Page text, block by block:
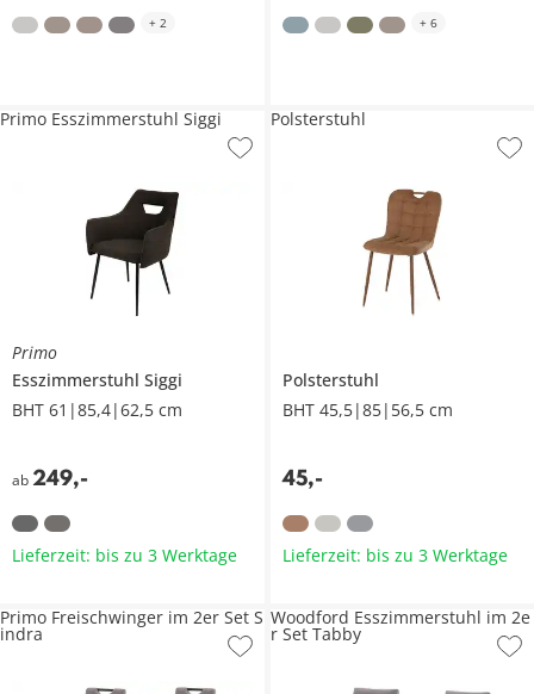
+ 2 + 6
Primo
Esszimmerstuhl Siggi
BHT 61|85,4|62,5 cm
ab 249,-
Primo Esszimmerstuhl Siggi
Lieferzeit: bis zu 3 Werktage
Polsterstuhl
BHT 45,5|85|56,5 cm
45,-
Polsterstuhl
Lieferzeit: bis zu 3 Werktage
Primo Freischwinger im 2er Set S
indra
Woodford Esszimmerstuhl im 2e
r Set Tabby